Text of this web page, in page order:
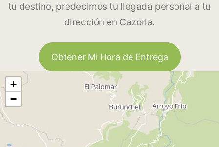
tu destino, predecimos tu llegada personal a tu
dirección en Cazorla.
Obtener Mi Hora de Entrega
+
−